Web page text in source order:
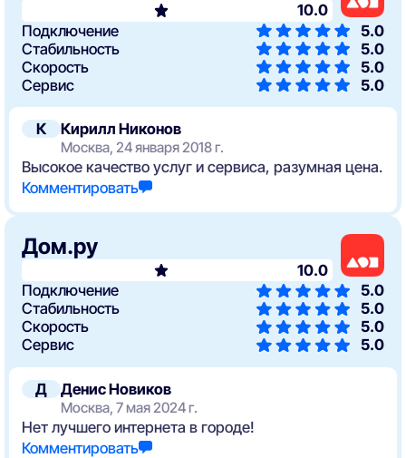
К Кирилл Никонов
Москва, 24 января 2018 г.
Высокое качество услуг и сервиса, разумная цена.
Комментировать
10.0
Подключение
5.0
Стабильность
5.0
Скорость
5.0
Сервис
5.0
Д Денис Новиков
Москва, 7 мая 2024 г.
Нет лучшего интернета в городе!
Комментировать
Дом.ру
10.0
Подключение
5.0
Стабильность
5.0
Скорость
5.0
Сервис
5.0